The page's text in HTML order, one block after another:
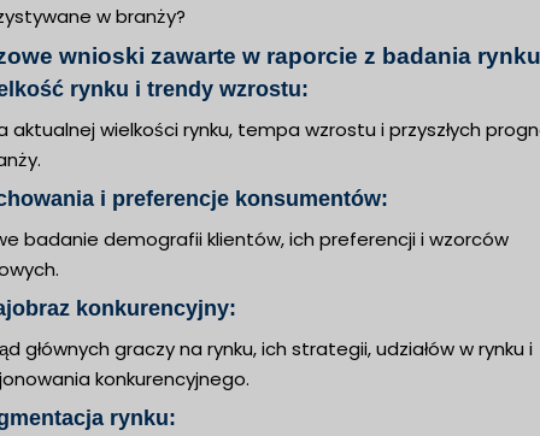
w branży?
wnioski zawarte w raporcie z badania
rynku i trendy wzrostu:
aktualnej wielkości rynku, tempa wzrostu i przyszłych
i preferencje konsumentów:
badanie demografii klientów, ich preferencji i wzorców
konkurencyjny:
głównych graczy na rynku, ich strategii, udziałów w rynku i
konkurencyjnego.
rynku: